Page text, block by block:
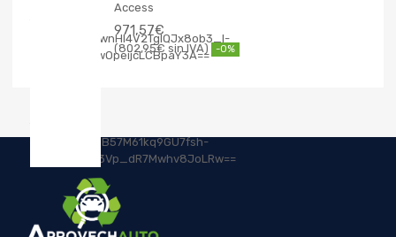
Access
971,57€
802,95€ -0%